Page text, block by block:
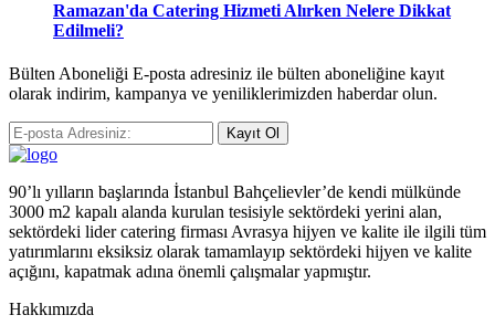
Ramazan'da Catering Hizmeti Alırken Nelere Dikkat
Edilmeli?
Bülten Aboneliği E-posta adresiniz ile bülten aboneliğine kayıt
olarak indirim, kampanya ve yeniliklerimizden haberdar olun.
Kayıt Ol
90’lı yılların başlarında İstanbul Bahçelievler’de kendi mülkünde
3000 m2 kapalı alanda kurulan tesisiyle sektördeki yerini alan,
sektördeki lider catering firması Avrasya hijyen ve kalite ile ilgili tüm
yatırımlarını eksiksiz olarak tamamlayıp sektördeki hijyen ve kalite
açığını, kapatmak adına önemli çalışmalar yapmıştır.
Hakkımızda